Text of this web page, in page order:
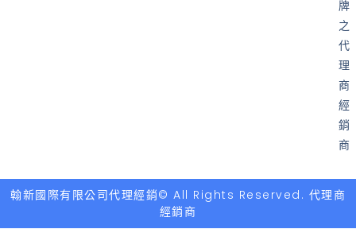
牌
之
代
理
商
經
銷
商
翰新國際有限公司代理經銷© All Rights Reserved. 代理商
經銷商